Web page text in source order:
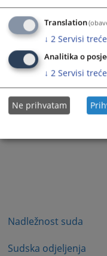
Nadležnost suda
Sudska odjeljenja
Translation
↓ 2 Servisi
Analitika o
↓ 2 Servisi
Ne prihvatam